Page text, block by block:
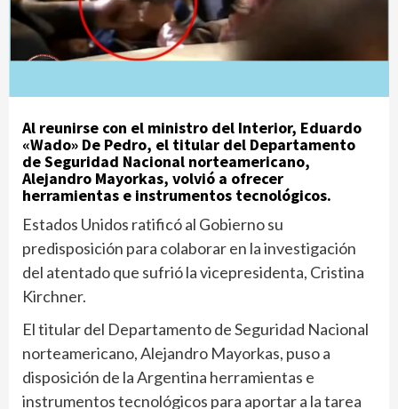
Al reunirse con el ministro del Interior, Eduardo
«Wado» De Pedro, el titular del Departamento
de Seguridad Nacional norteamericano,
Alejandro Mayorkas, volvió a ofrecer
herramientas e instrumentos tecnológicos.
Estados Unidos ratificó al Gobierno su
predisposición para colaborar en la investigación
del atentado que sufrió la vicepresidenta, Cristina
Kirchner.
El titular del Departamento de Seguridad Nacional
norteamericano, Alejandro Mayorkas, puso a
disposición de la Argentina herramientas e
instrumentos tecnológicos para aportar a la tarea